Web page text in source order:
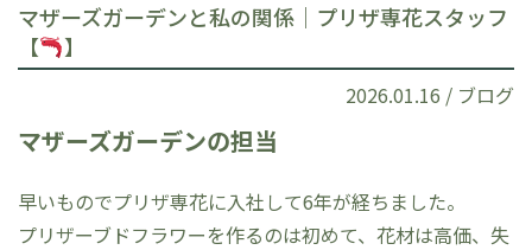
マザーズガーデンと私の関係｜プリザ専花スタッフ
【
】
2026.01.16 / ブログ
マザーズガーデンの担当
早いものでプリザ専花に入社して6年が経ちました。
プリザーブドフラワーを作るのは初めて、花材は高価、失